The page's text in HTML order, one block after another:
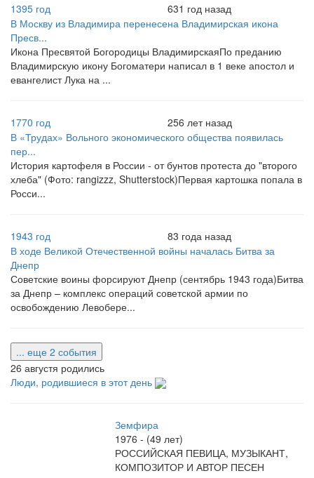
1395 год
631 год назад
В Москву из Владимира перенесена Владимирская икона
Пресв...
Икона Пресвятой Богородицы ВладимирскаяПо преданию
Владимирскую икону Богоматери написал в 1 веке апостол и
евангелист Лука на ...
1770 год
256 лет назад
В «Трудах» Вольного экономического общества появилась
пер...
История картофеля в России - от бунтов протеста до "второго
хлеба" (Фото: rangizzz, Shutterstock)Первая картошка попала в
Росси...
1943 год
83 года назад
В ходе Великой Отечественной войны началась Битва за
Днепр
Советские воины форсируют Днепр (сентябрь 1943 года)Битва
за Днепр – комплекс операций советской армии по
освобождению Левобере...
... еще 2 события
26 августя родились
Люди, родившиеся в этот день
Земфира
1976 - (49 лет)
РОССИЙСКАЯ ПЕВИЦА, МУЗЫКАНТ,
КОМПОЗИТОР И АВТОР ПЕСЕН